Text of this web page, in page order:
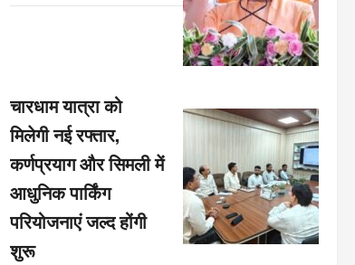
चारधाम यात्रा को
मिलेगी नई रफ्तार,
कर्णप्रयाग और सिमली में
आधुनिक पार्किंग
परियोजनाएं जल्द होंगी
शुरू